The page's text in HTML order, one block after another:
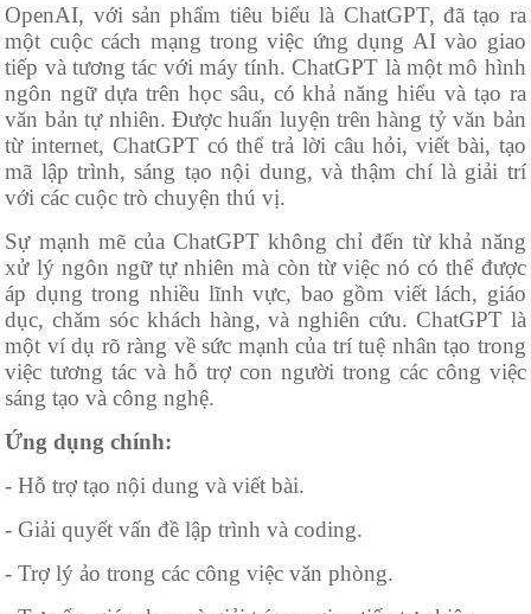
OpenAI, với sản phẩm tiêu biểu là ChatGPT, đã tạo ra
một cuộc cách mạng trong việc ứng dụng AI vào giao
tiếp và tương tác với máy tính. ChatGPT là một mô hình
ngôn ngữ dựa trên học sâu, có khả năng hiểu và tạo ra
văn bản tự nhiên. Được huấn luyện trên hàng tỷ văn bản
từ internet, ChatGPT có thể trả lời câu hỏi, viết bài, tạo
mã lập trình, sáng tạo nội dung, và thậm chí là giải trí
với các cuộc trò chuyện thú vị.
Sự mạnh mẽ của ChatGPT không chỉ đến từ khả năng
xử lý ngôn ngữ tự nhiên mà còn từ việc nó có thể được
áp dụng trong nhiều lĩnh vực, bao gồm viết lách, giáo
dục, chăm sóc khách hàng, và nghiên cứu. ChatGPT là
một ví dụ rõ ràng về sức mạnh của trí tuệ nhân tạo trong
việc tương tác và hỗ trợ con người trong các công việc
sáng tạo và công nghệ.
Ứng dụng chính:
- Hỗ trợ tạo nội dung và viết bài.
- Giải quyết vấn đề lập trình và coding.
- Trợ lý ảo trong các công việc văn phòng.